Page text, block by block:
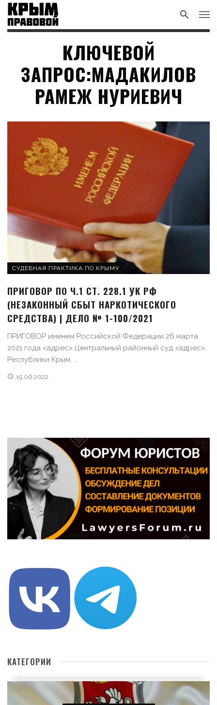
КЛЮЧЕВОЙ
ЗАПРОС:МАДАКИЛОВ
РАМЕЖ НУРИЕВИЧ
СУДЕБНАЯ ПРАКТИКА ПО КРЫМУ
ПРИГОВОР ПО Ч.1 СТ. 228.1 УК РФ
(НЕЗАКОННЫЙ СБЫТ НАРКОТИЧЕСКОГО
СРЕДСТВА) | ДЕЛО № 1-100/2021
ПРИГОВОР именем Российской Федерации 26 марта
2021 года <адрес> Центральный районный суд <адрес>
Республики Крым, ...
15.06.2022
КАТЕГОРИИ